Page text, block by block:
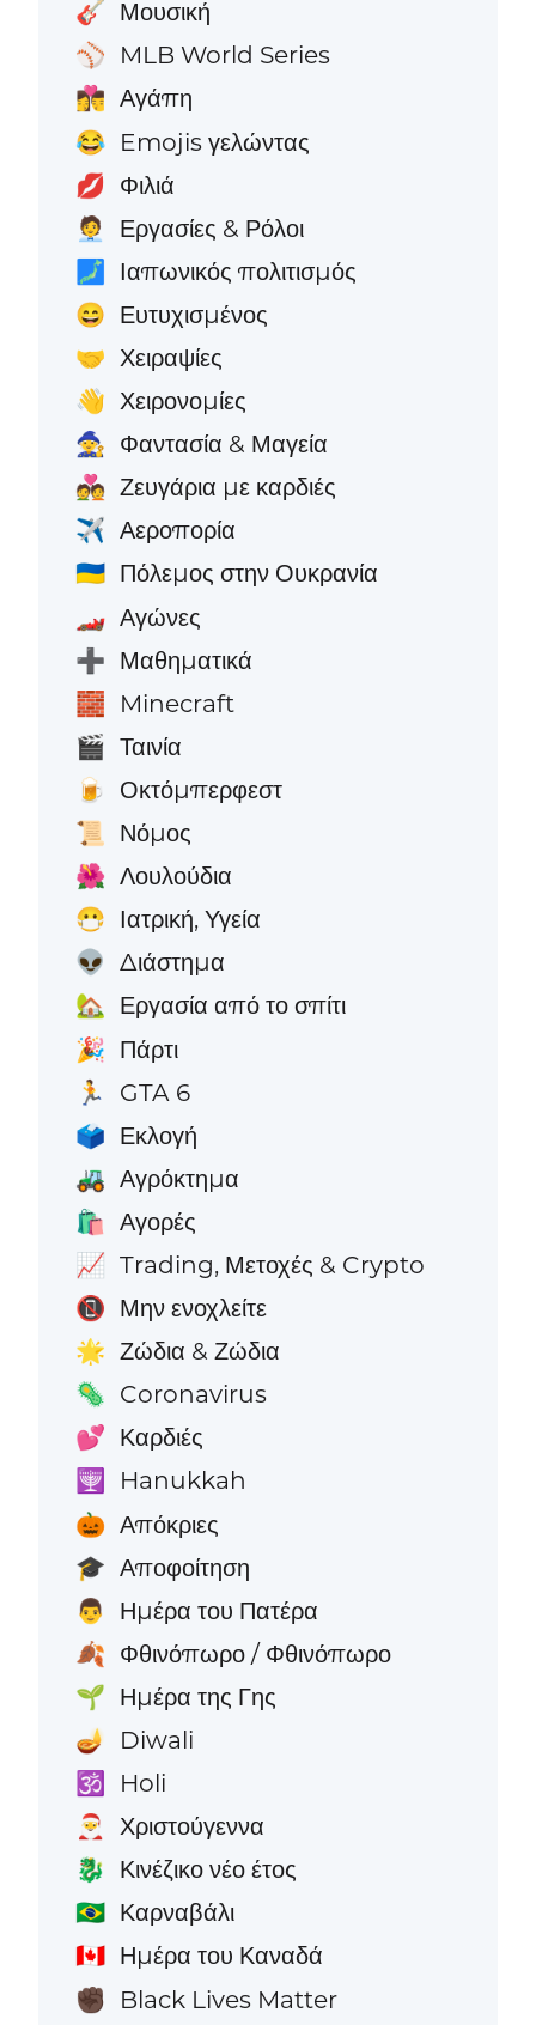
🎸 Μουσική
⚾ MLB World Series
👩‍❤️‍💋‍👨 Αγάπη
😂 Emojis γελώντας
💋 Φιλιά
🧑‍💼 Εργασίες & Ρόλοι
🗾 Ιαπωνικός πολιτισμός
😄 Ευτυχισμένος
🤝 Χειραψίες
👋 Χειρονομίες
🧙 Φαντασία & Μαγεία
💑 Ζευγάρια με καρδιές
✈️ Αεροπορία
🇺🇦 Πόλεμος στην Ουκρανία
🏎️ Αγώνες
➕ Μαθηματικά
🧱 Minecraft
🎬 Ταινία
🍺 Οκτόμπερφεστ
📜 Νόμος
🌺 Λουλούδια
😷 Ιατρική, Υγεία
👽 Διάστημα
🏡 Εργασία από το σπίτι
🎉 Πάρτι
🏃 GTA 6
🗳️ Εκλογή
🚜 Αγρόκτημα
🛍️ Αγορές
📈 Trading, Μετοχές & Crypto
📵 Μην ενοχλείτε
🌟 Ζώδια & Ζώδια
🦠 Coronavirus
💕 Καρδιές
🕎 Hanukkah
🎃 Απόκριες
🎓 Αποφοίτηση
👨 Ημέρα του Πατέρα
🍂 Φθινόπωρο / Φθινόπωρο
🌱 Ημέρα της Γης
🪔 Diwali
🕉️ Holi
🎅 Χριστούγεννα
🐉 Κινέζικο νέο έτος
🇧🇷 Καρναβάλι
🇨🇦 Ημέρα του Καναδά
✊🏿 Black Lives Matter